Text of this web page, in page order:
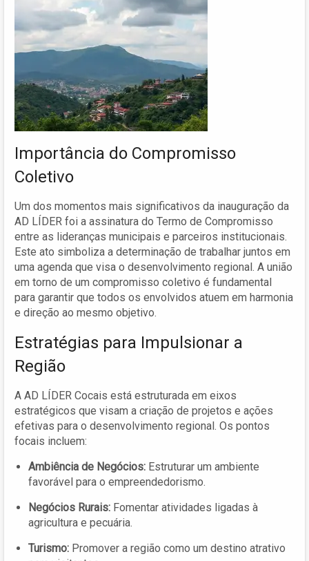
Importância do Compromisso
Coletivo
Um dos momentos mais significativos da inauguração da
AD LÍDER foi a assinatura do Termo de Compromisso
entre as lideranças municipais e parceiros institucionais.
Este ato simboliza a determinação de trabalhar juntos em
uma agenda que visa o desenvolvimento regional. A união
em torno de um compromisso coletivo é fundamental
para garantir que todos os envolvidos atuem em harmonia
e direção ao mesmo objetivo.
Estratégias para Impulsionar a
Região
A AD LÍDER Cocais está estruturada em eixos
estratégicos que visam a criação de projetos e ações
efetivas para o desenvolvimento regional. Os pontos
focais incluem:
Ambiência de Negócios: Estruturar um ambiente
favorável para o empreendedorismo.
Negócios Rurais: Fomentar atividades ligadas à
agricultura e pecuária.
Turismo: Promover a região como um destino atrativo